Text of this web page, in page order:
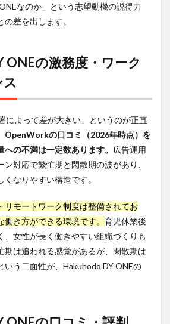
なのか」という志望動機の説得力
差を出します。
ONEの激務度・ワーク
によって差が大きい」というのが正直
OpenWorkの口コミ（2026年時点）を
への不満は一定数あります。 広告運用
対応で繁忙期と閑散期の波があり、
なりやすい構造です。
リモートワーク制度は整備されてお
働き方ができる環境です。 育児休業後
、女性が長く働きやすい組織づくりも
期は追われる感覚があるが、閑散期は
いう二面性が、Hakuhodo DY ONEの